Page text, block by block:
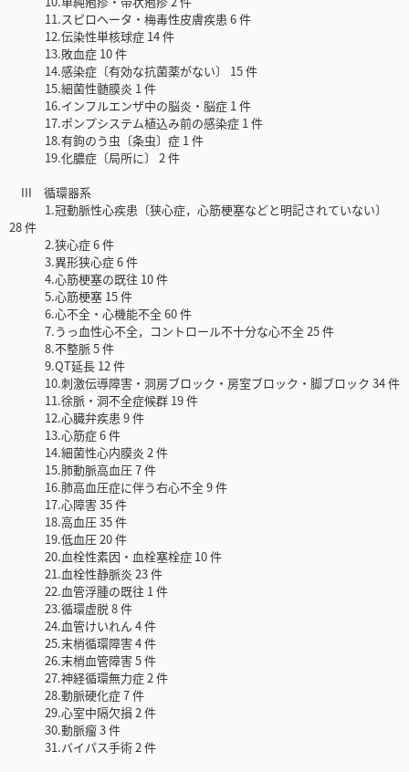
11.スピロヘータ・梅毒性皮膚疾患 6 件
12.伝染性単核球症 14 件
13.敗血症 10 件
14.感染症〔有効な抗菌薬がない〕 15 件
15.細菌性髄膜炎 1 件
16.インフルエンザ中の脳炎・脳症 1 件
17.ポンプシステム植込み前の感染症 1 件
18.有鉤のう虫〔条虫〕症 1 件
19.化膿症〔局所に〕 2 件
III 循環器系
1.冠動脈性心疾患〔狭心症，心筋梗塞などと明記されていない〕
28 件
2.狭心症 6 件
3.異形狭心症 6 件
4.心筋梗塞の既往 10 件
5.心筋梗塞 15 件
6.心不全・心機能不全 60 件
7.うっ血性心不全，コントロール不十分な心不全 25 件
8.不整脈 5 件
9.QT延長 12 件
10.刺激伝導障害・洞房ブロック・房室ブロック・脚ブロック 34 件
11.徐脈・洞不全症候群 19 件
12.心臓弁疾患 9 件
13.心筋症 6 件
14.細菌性心内膜炎 2 件
15.肺動脈高血圧 7 件
16.肺高血圧症に伴う右心不全 9 件
17.心障害 35 件
18.高血圧 35 件
19.低血圧 20 件
20.血栓性素因・血栓塞栓症 10 件
21.血栓性静脈炎 23 件
22.血管浮腫の既往 1 件
23.循環虚脱 8 件
24.血管けいれん 4 件
25.末梢循環障害 4 件
26.末梢血管障害 5 件
27.神経循環無力症 2 件
28.動脈硬化症 7 件
29.心室中隔欠損 2 件
30.動脈瘤 3 件
31.バイパス手術 2 件